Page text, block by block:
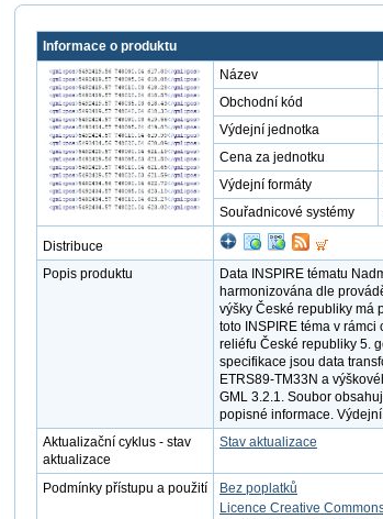
Informace o produktu
Název
Obchodní kód
Výdejní jednotka
Cena za jednotku
Výdejní formáty
Souřadnicové systémy
Distribuce
Popis produktu
Data INSPIRE tématu
harmonizována dle
výšky České republiky má
toto INSPIRE téma v
reliéfu České republiky 5.
specifikace jsou data
ETRS89-TM33N a
GML 3.2.1. Soubor
popisné informace.
Aktualizační cyklus - stav
aktualizace
Stav aktualizace
Podmínky přístupu a použití
Bez poplatků
Licence Creative